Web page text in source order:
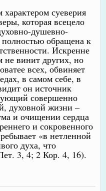
суеверия
которая всецело
душевно-
обращена к
Искренне
винит других, но
всех, обвиняет
в самом себе, в
он источник
совершенно
духовной жизни –
и очищении сердца
и сокровенного
«в нетленной
духа, что
3, 4; 2 Кор. 4, 16).